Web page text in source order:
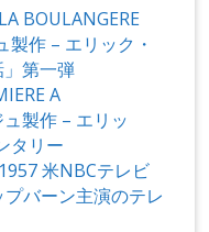
BOULANGERE
製作 – エリック・
第一弾
A
製作 – エリッ
タリー
米NBCテレビ
バーン主演のテレ